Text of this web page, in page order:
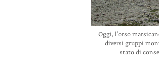
Oggi, l’orso
diversi gruppi
stato di